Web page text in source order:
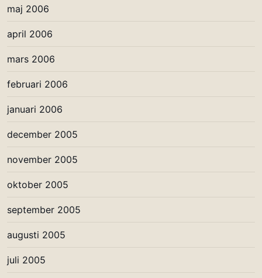
maj 2006
april 2006
mars 2006
februari 2006
januari 2006
december 2005
november 2005
oktober 2005
september 2005
augusti 2005
juli 2005